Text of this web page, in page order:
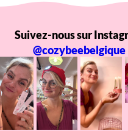
Suivez-nous sur
@cozybeebelgique